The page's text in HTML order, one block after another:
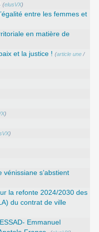
(elusVX)
entre les femmes et
en matière de
et la justice ! (article une /
)
)
vénissiane s’abstient
la refonte 2024/2030 des
du contrat de ville
Emmanuel